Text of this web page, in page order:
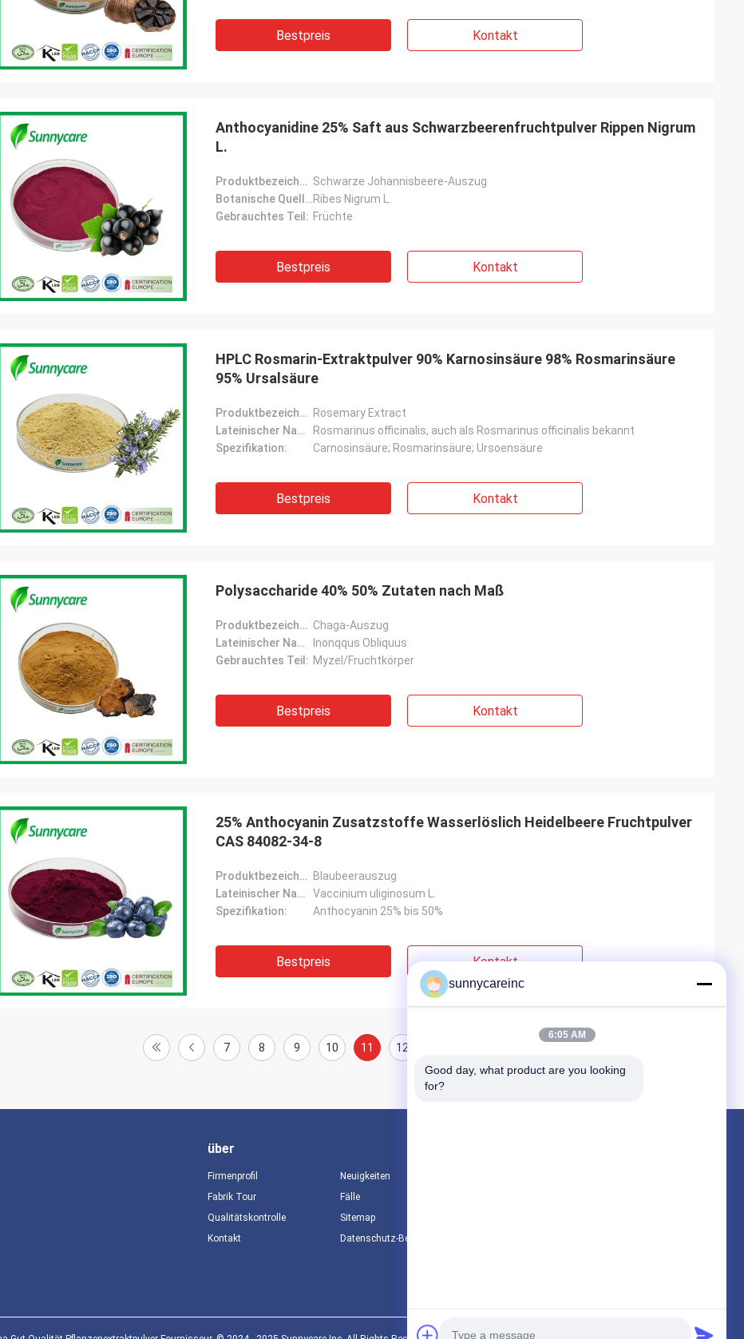
Bestpreis Kontakt
Anthocyanidine 25% Saft aus Schwarzbeerenfruchtpulver Rippen Nigrum
L.
Produktbezeichnung: Schwarze Johannisbeere-Auszug
Botanische Quelle:Ribes Nigrum L.
Gebrauchtes Teil: Früchte
Bestpreis Kontakt
HPLC Rosmarin-Extraktpulver 90% Karnosinsäure 98% Rosmarinsäure
95% Ursalsäure
Produktbezeichnung:
Rosemary Extract
Lateinischer Name:
Rosmarinus officinalis, auch als Rosmarinus officinalis bekannt
Spezifikation:
Carnosinsäure; Rosmarinsäure; Ursoensäure
Bestpreis Kontakt
Polysaccharide 40% 50% Zutaten nach Maß
Produktbezeichnung: Chaga-Auszug
Lateinischer Name::
Inonqqus Obliquus
Gebrauchtes Teil: Myzel/Fruchtkörper
Bestpreis Kontakt
25% Anthocyanin Zusatzstoffe Wasserlöslich Heidelbeere Fruchtpulver
CAS 84082-34-8
Produktbezeichnung:
Blaubeerauszug
Lateinischer Name:
Vaccinium uliginosum L.
Spezifikation:
Anthocyanin 25% bis 50%
Bestpreis Kontakt
7 8 9 10 11 12
über
Firmenprofil
Fabrik Tour
Qualitätskontrolle
Kontakt
Neuigkeiten
Fälle
Sitemap
Datenschutz-Bestimmungen
sunnycareinc
6:05 AM
Good day, what product are you looking
for?